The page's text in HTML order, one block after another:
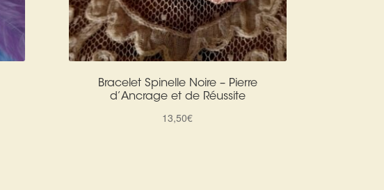
Bracelet Spinelle Noire – Pierre
d’Ancrage et de Réussite
13,50€